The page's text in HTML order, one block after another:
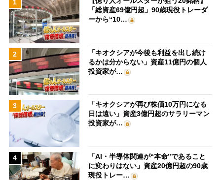
1
「総資産69億円超」90歳現役トレーダ
ーから“10…
2
「キオクシアが今後も利益を出し続け
るかは分からない」資産11億円の個人
投資家が…
3
「キオクシアが再び株価10万円になる
日は遠い」資産3億円超のサラリーマン
投資家が…
4
「AI・半導体関連が“本命”であること
に変わりはない」資産20億円超の90歳
現役トレー…